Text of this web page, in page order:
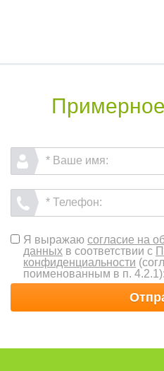
Я выражаю согласие на
данных в соответствии с
конфиденциальности
поименованным в п. 4.2.1):